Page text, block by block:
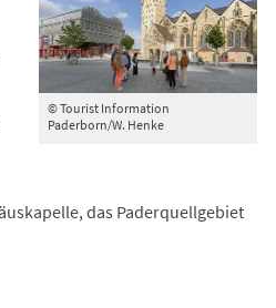
© Tourist Information
Paderborn/W. Henke
das Paderquellgebiet